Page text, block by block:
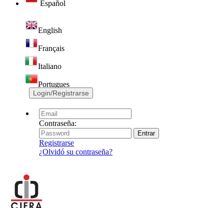
Español
English
Français
Italiano
Portugues
Login/Registrarse
Contraseña:
Registrarse
¿Olvidó su contraseña?